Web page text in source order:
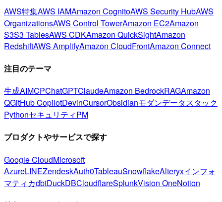
AWS特集AWS IAMAmazon CognitoAWS Security HubAWS
OrganizationsAWS Control TowerAmazon EC2Amazon
S3S3 TablesAWS CDKAmazon QuickSightAmazon
RedshiftAWS AmplifyAmazon CloudFrontAmazon Connect
注目のテーマ
生成AIMCPChatGPTClaudeAmazon BedrockRAGAmazon
QGitHub CopilotDevinCursorObsidianモダンデータスタック
PythonセキュリティPM
プロダクトやサービスで探す
Google CloudMicrosoft
AzureLINEZendeskAuth0TableauSnowflakeAlteryxインフォ
マティカdbtDuckDBCloudflareSplunkVision OneNotion